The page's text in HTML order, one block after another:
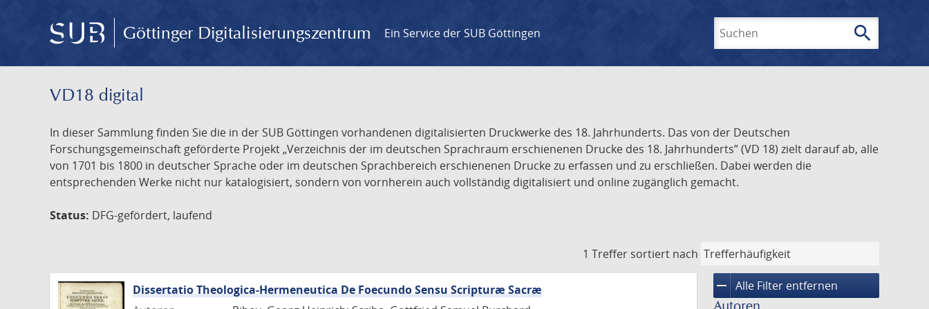
Göttinger Digitalisierungszentrum Ein Service der SUB Göttingen search
VD18 digital
In dieser Sammlung finden Sie die in der SUB Göttingen vorhandenen digitalisierten Druckwerke des 18. Jahrhunderts. Das von der Deutschen
Forschungsgemeinschaft geförderte Projekt „Verzeichnis der im deutschen Sprachraum erschienenen Drucke des 18. Jahrhunderts” (VD 18) zielt darauf ab, alle
von 1701 bis 1800 in deutscher Sprache oder im deutschen Sprachbereich erschienenen Drucke zu erfassen und zu erschließen. Dabei werden die
entsprechenden Werke nicht nur katalogisiert, sondern von vornherein auch vollständig digitalisiert und online zugänglich gemacht.
Status: DFG-gefördert, laufend
1 Treffer sortiert nach
remove Alle Filter entfernen
Dissertatio Theologica-Hermeneutica De Foecundo Sensu Scripturæ Sacræ